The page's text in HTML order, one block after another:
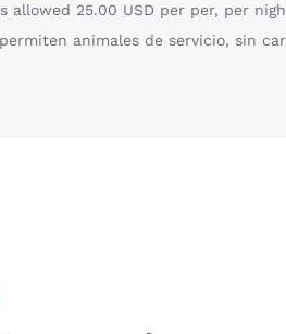
allowed 25.00 USD per per, per
animales de servicio, sin